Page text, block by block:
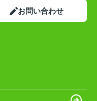
お問い合わせ